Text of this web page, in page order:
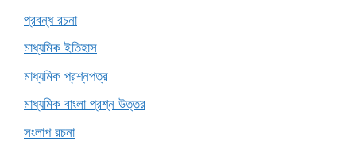
প্রবন্ধ রচনা
মাধ্যমিক ইতিহাস
মাধ্যমিক প্রশ্নপত্র
মাধ্যমিক বাংলা প্রশ্ন উত্তর
সংলাপ রচনা